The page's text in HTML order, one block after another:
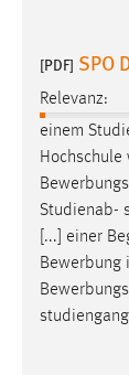
[PDF] SPO
Relevanz:
einem
Studienab-
[...] einer
Bewerbung
Name:
chat-
Zweck:
Wird